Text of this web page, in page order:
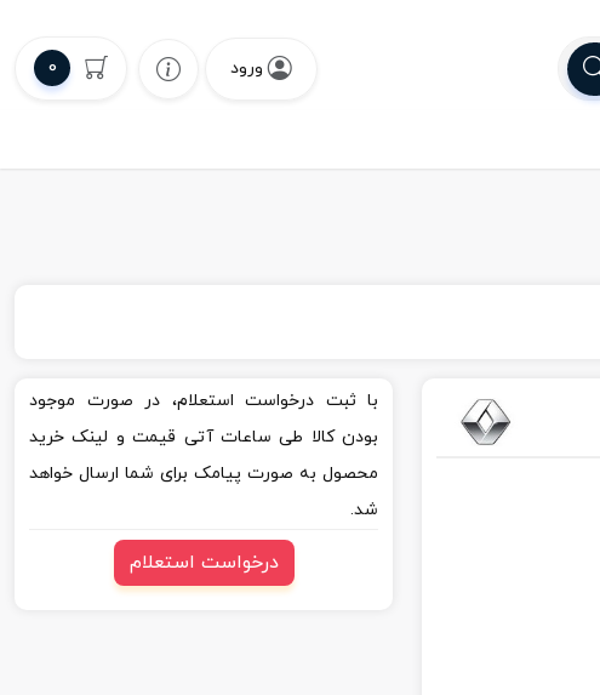
ورود 0
با ثبت درخواست استعلام، در صورت موجود
بودن کالا طی ساعات آتی قیمت و لینک خرید
محصول به صورت پیامک برای شما ارسال خواهد
شد.
درخواست استعلام